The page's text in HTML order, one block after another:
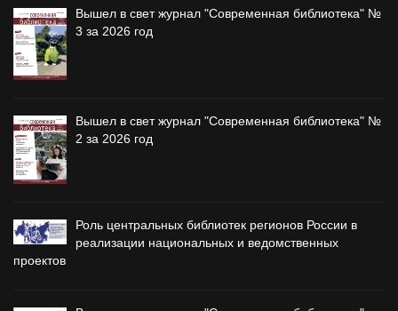
Вышел в свет журнал "Современная библиотека" №
3 за 2026 год
Вышел в свет журнал "Современная библиотека" №
2 за 2026 год
Роль центральных библиотек регионов России в
реализации национальных и ведомственных
проектов